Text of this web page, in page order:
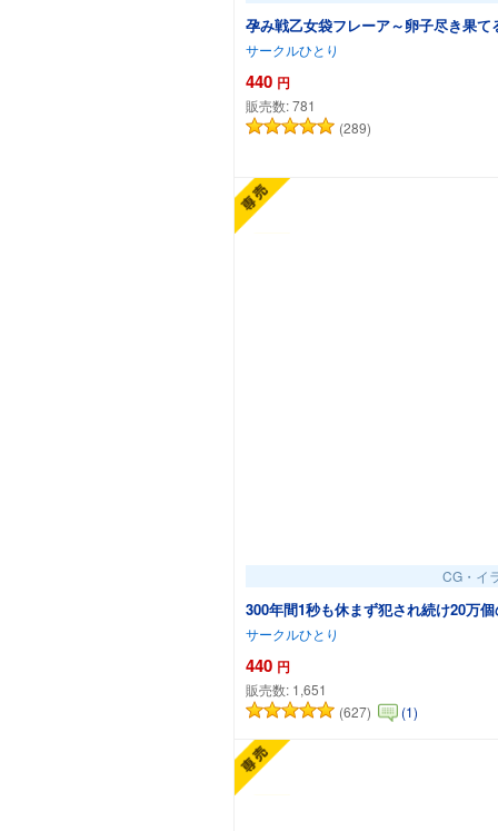
孕み戦乙女袋フレーア～卵子尽き果
サークルひとり
440 円
販売数:781
(289)
CG・イ
300年間1秒も休まず犯され続け20万
サークルひとり
440 円
販売数: 1,651
(627)
(1)